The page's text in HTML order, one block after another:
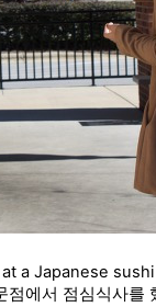
a Japanese
점에서 점심식사를